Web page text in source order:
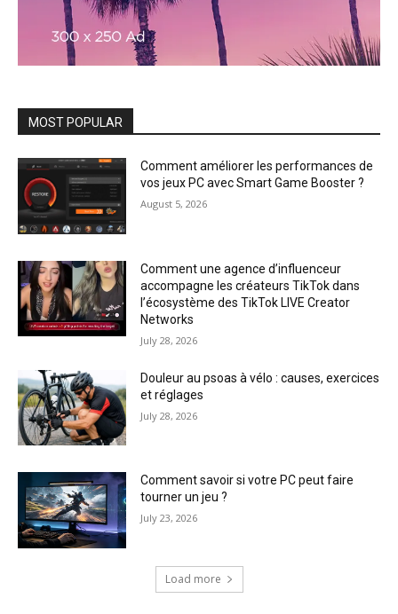
MOST POPULAR
Comment améliorer les performances de
vos jeux PC avec Smart Game Booster ?
August 5, 2026
Comment une agence d’influenceur
accompagne les créateurs TikTok dans
l’écosystème des TikTok LIVE Creator
Networks
July 28, 2026
Douleur au psoas à vélo : causes, exercices
et réglages
July 28, 2026
Comment savoir si votre PC peut faire
tourner un jeu ?
July 23, 2026
Load more